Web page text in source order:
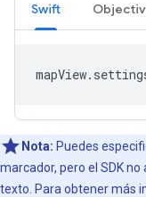
Swift
mapView.
Nota: Puedes
marcador, pero el SDK
texto. Para obtener más